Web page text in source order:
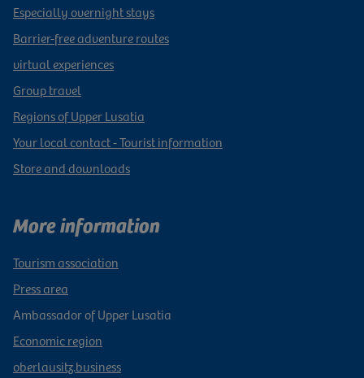
Especially overnight stays
Barrier-free adventure routes
virtual experiences
Group travel
Regions of Upper Lusatia
Your local contact - Tourist information
Store and downloads
More information
Tourism association
Press area
Ambassador of Upper Lusatia
Economic region
oberlausitz.business